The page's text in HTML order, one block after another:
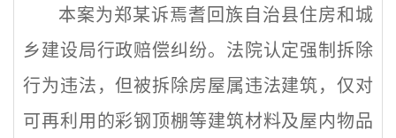
本案为郑某诉焉耆回族自治县住房和城
乡建设局行政赔偿纠纷。法院认定强制拆除
行为违法，但被拆除房屋属违法建筑，仅对
可再利用的彩钢顶棚等建筑材料及屋内物品